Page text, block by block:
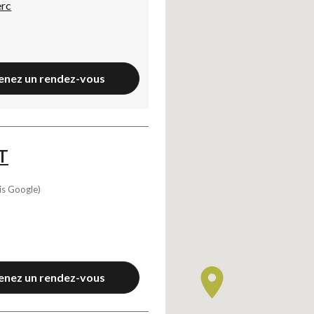
un rendez-vous
Google)
un rendez-vous